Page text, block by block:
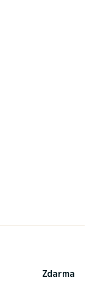
Zdarma